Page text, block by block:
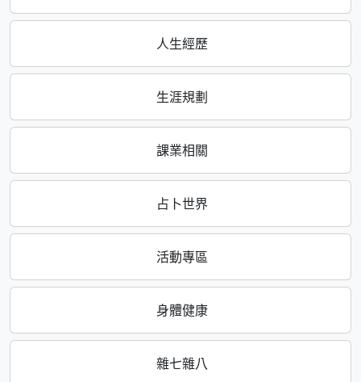
人生經歷
生涯規劃
課業相關
占卜世界
活動專區
身體健康
雜七雜八